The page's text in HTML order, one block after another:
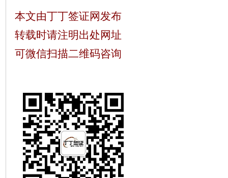
本文由丁丁签证网发布
转载时请注明出处网址
可微信扫描二维码咨询